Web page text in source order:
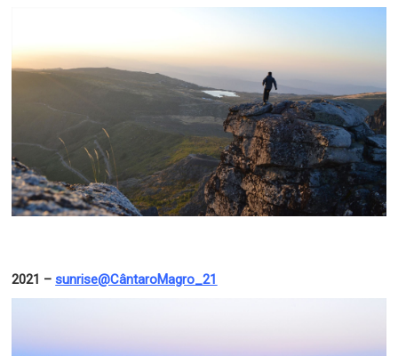
2021 –sunrise@CântaroMagro_21